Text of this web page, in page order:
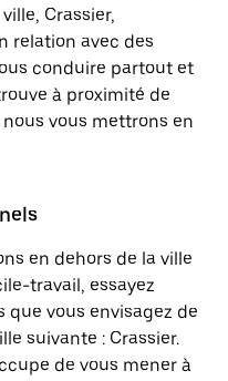
Crassier,
relation avec des
conduire partout et
à proximité de
vous mettrons en
en dehors de la ville
travail, essayez
vous envisagez de
suivante : Crassier.
de vous mener à